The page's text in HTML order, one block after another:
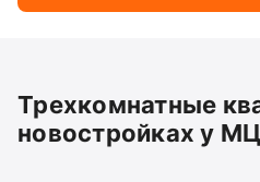
новостройки
Новостройки
Трехкомнатные
новостройках у